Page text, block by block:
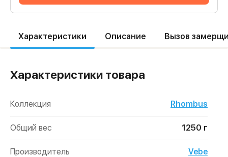
Характеристики Описание Вызов
Характеристики товара
Коллекция Rhombus
Общий вес 1250 г
Производитель Vebe